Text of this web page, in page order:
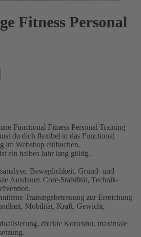
Fitness Personal
Functional Fitness Personal Training
du dich flexibel in das Functional
im Webshop einbuchen.
ein halbes Jahr lang gültig.
Beweglichkeit, Grund- und
Ausdauer, Core-Stabilität, Technik-
Trainingsbetreuung zur Erreichung
Mobilität, Kraft, Gewicht,
direkte Korrektur, maximale